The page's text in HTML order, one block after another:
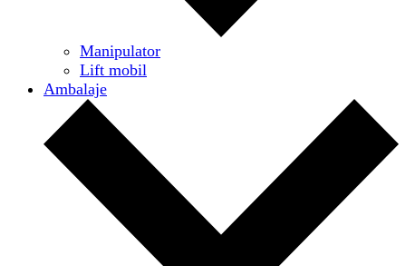
Manipulator
Lift mobil
Ambalaje